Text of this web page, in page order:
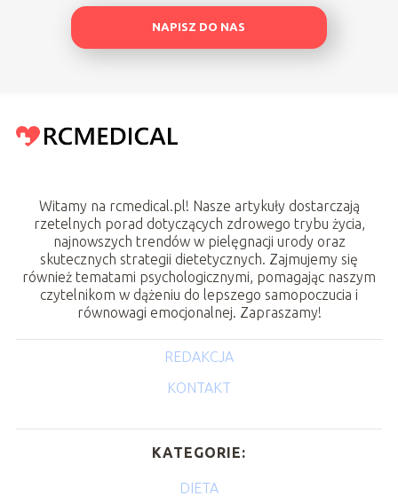
NAPISZ DO NAS
Witamy na rcmedical.pl! Nasze artykuły dostarczają
rzetelnych porad dotyczących zdrowego trybu życia,
najnowszych trendów w pielęgnacji urody oraz
skutecznych strategii dietetycznych. Zajmujemy się
również tematami psychologicznymi, pomagając naszym
czytelnikom w dążeniu do lepszego samopoczucia i
równowagi emocjonalnej. Zapraszamy!
REDAKCJA
KONTAKT
KATEGORIE:
DIETA